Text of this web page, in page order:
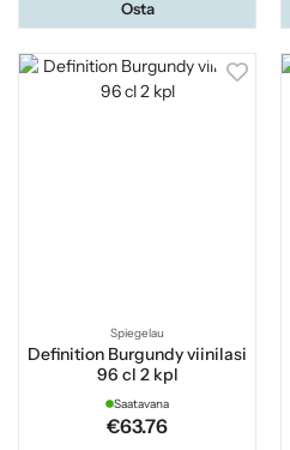
Osta
Spiegelau
Definition Burgundy viinilasi
96 cl 2 kpl
Saatavana
€63.76